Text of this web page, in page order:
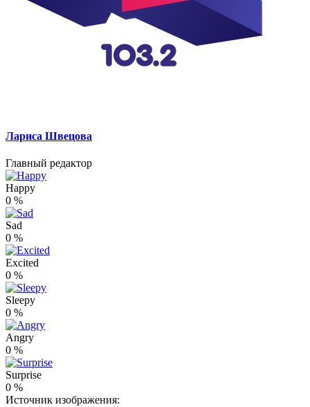
Лариса Швецова
Главный редактор
Happy
0 %
Sad
0 %
Excited
0 %
Sleepy
0 %
Angry
0 %
Surprise
0 %
Источник изображения: